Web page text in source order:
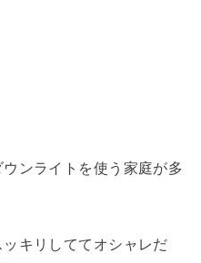
ンライトを使う家庭が多
キリしててオシャレだ